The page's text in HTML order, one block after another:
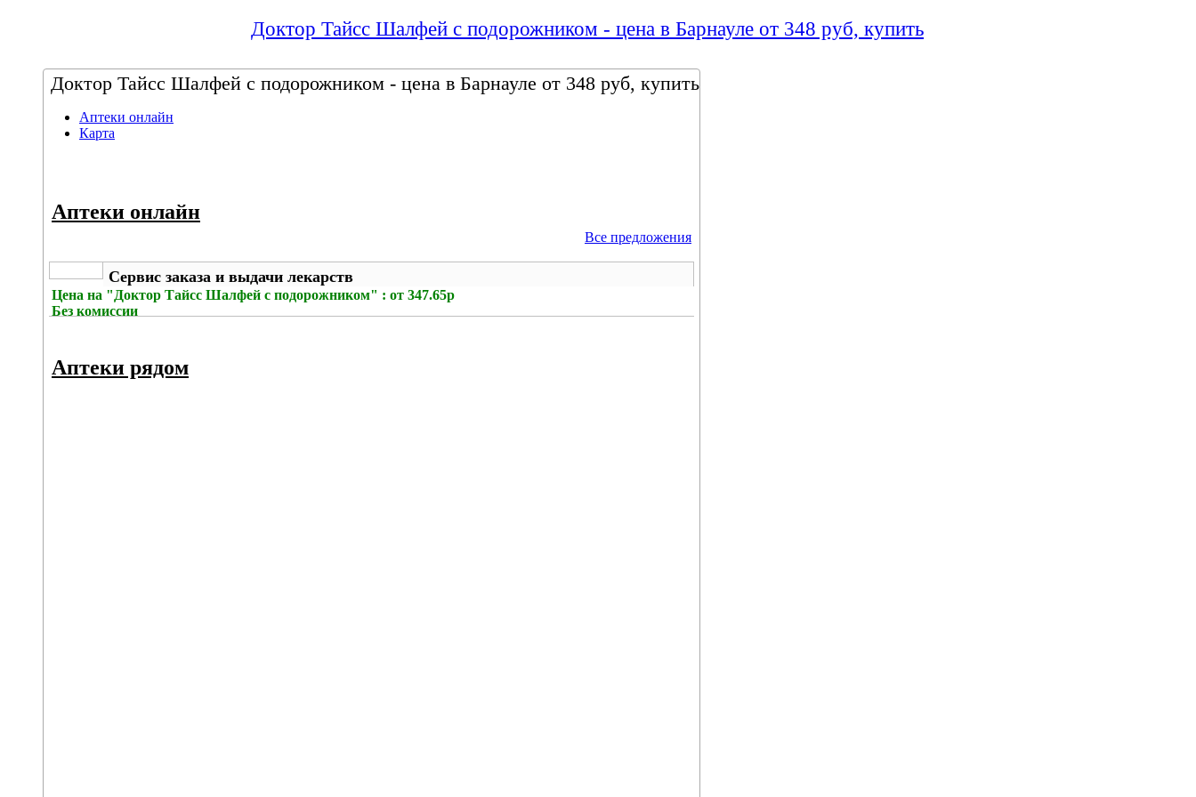
Доктор Тайсс Шалфей с подорожником - цена в Барнауле от 348 руб, купить
Доктор Тайсс Шалфей с подорожником - цена в Барнауле от 348 руб, купить
Аптеки онлайн
Карта
Аптеки онлайн
Все предложения
Сервис заказа и выдачи лекарств
Цена на "Доктор Тайсс Шалфей с подорожником" : от 347.65р
Без комиссии
Аптеки рядом